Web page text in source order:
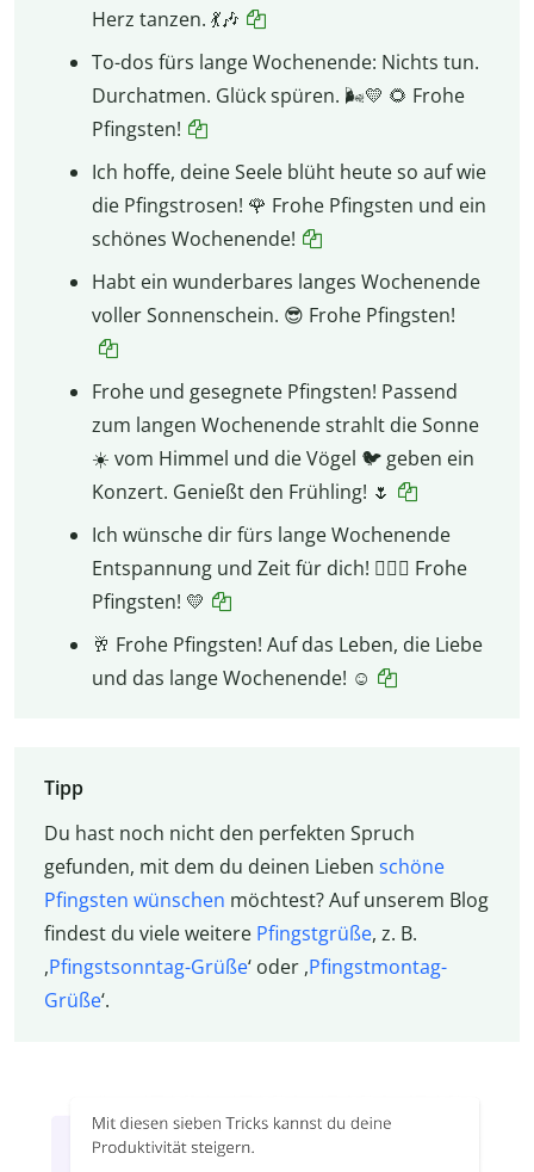
Herz tanzen. 💃🎶
To-dos fürs lange Wochenende: Nichts tun.
Durchatmen. Glück spüren. 🌬💛 🌻 Frohe
Pfingsten!
Ich hoffe, deine Seele blüht heute so auf wie
die Pfingstrosen! 🌹 Frohe Pfingsten und ein
schönes Wochenende!
Habt ein wunderbares langes Wochenende
voller Sonnenschein. 😎 Frohe Pfingsten!
Frohe und gesegnete Pfingsten! Passend
zum langen Wochenende strahlt die Sonne
☀️ vom Himmel und die Vögel 🐦 geben ein
Konzert. Genießt den Frühling! 🌷
Ich wünsche dir fürs lange Wochenende
Entspannung und Zeit für dich! 💆🏽‍♀️ Frohe
Pfingsten! 💛
🥂 Frohe Pfingsten! Auf das Leben, die Liebe
und das lange Wochenende! ☺️
Tipp
Du hast noch nicht den perfekten Spruch
gefunden, mit dem du deinen Lieben schöne
Pfingsten wünschen möchtest? Auf unserem Blog
findest du viele weitere Pfingstgrüße, z. B.
,Pfingstsonntag-Grüße‘ oder ,Pfingstmontag-
Grüße‘.